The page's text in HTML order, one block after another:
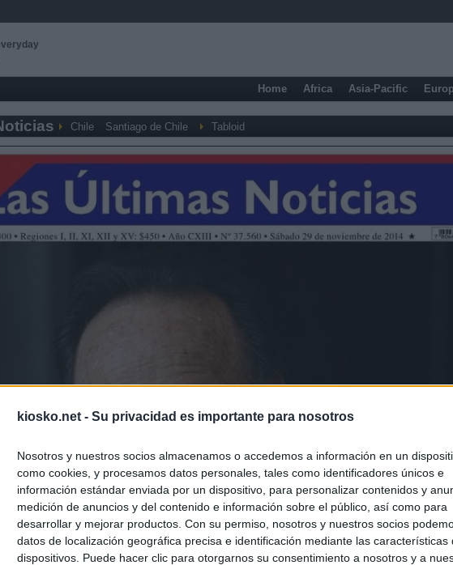
kiosko.net - Su privacidad es importante para nosotros
Nosotros y nuestros socios almacenamos o accedemos a información en un
como cookies, y procesamos datos personales, tales como identificadores únicos e
información estándar enviada por un dispositivo, para personalizar contenidos y
medición de anuncios y del contenido e información sobre el público, así como para
desarrollar y mejorar productos. Con su permiso, nosotros y nuestros socios
datos de localización geográfica precisa e identificación mediante las características
dispositivos. Puede hacer clic para otorgarnos su consentimiento a nosotros y a
Home Africa Asia-Pacific
Chile Santiago de Chile Tabloid